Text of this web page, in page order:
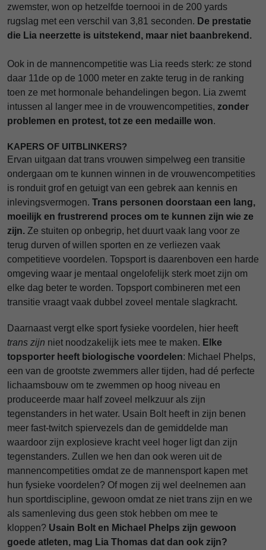
zwemster, won op hetzelfde toernooi in de 200 yards
rugslag met een verschil van 3,81 seconden. De prestatie
die Lia neerzette is uitstekend, maar niet baanbrekend.
Ook in de mannencompetitie was Lia reeds sterk: ze stond
daar 11de op de 1000 meter en zakte terug in de ranking
toen ze met hormonale behandelingen begon. Lia zwemt
intussen al langer mee in de vrouwencompetities, zonder
problemen en protest, tot ze een medaille won.
KAPERS OF UITBLINKERS?
Ervan uitgaan dat trans vrouwen simpelweg een transitie
ondergaan om te kunnen winnen in de vrouwencompetities
is ronduit grof en getuigt van een gebrek aan kennis en
inlevingsvermogen. Trans personen doorstaan een lang,
moeilijk en frustrerend proces om te kunnen zijn wie ze
zijn. Ze stuiten op onbegrip, het duurt vaak lang voor ze
terug durven of willen sporten en ze verliezen vaak
competitieve voordelen. Topsport is daarenboven een harde
omgeving waar je mentaal ongelofelijk sterk moet zijn om
elke dag beter te worden. Topsport combineren met een
transitie vraagt vaak dubbel zoveel mentale slagkracht.
Daarnaast vergt elke sport fysieke voordelen, hier heeft
trans zijn niet noodzakelijk iets mee te maken. Elke
topsporter heeft biologische voordelen: Michael Phelps,
een van de grootste zwemmers aller tijden, had dé perfecte
lichaamsbouw om te zwemmen op hoog niveau en
produceerde maar half zoveel melkzuur als zijn
tegenstanders in het water. Usain Bolt heeft in zijn benen
meer fast-twitch spiervezels dan de gemiddelde man
waardoor zijn explosieve kracht veel hoger ligt dan zijn
tegenstanders. Zullen we hen dan ook weren uit de
mannencompetities omdat ze de mannensport kapen met
hun fysieke voordelen? Of mogen zij wel deelnemen aan
hun sportdiscipline, gewoon omdat ze niet trans zijn en we
als samenleving dus geen stok hebben om mee te
kloppen? Usain Bolt en Michael Phelps zijn gewoon
goede atleten, mag Lia Thomas dat dan ook zijn?